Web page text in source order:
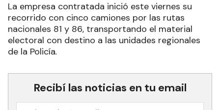
La empresa contratada inició este viernes su
recorrido con cinco camiones por las rutas
nacionales 81 y 86, transportando el material
electoral con destino a las unidades regionales
de la Policía.
Recibí las noticias en tu email